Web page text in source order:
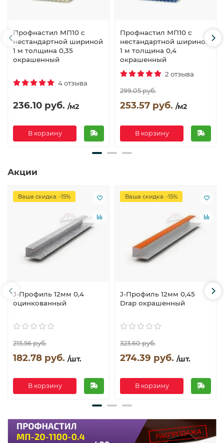
Профнастил МП10 с
нестандартной шириной
1 м толщина 0,35
окрашенный
4 отзыва
236.10 руб. /м2
В корзину
Профнастил МП10 с
нестандартной шириной
1 м толщина 0,4
окрашенный
2 отзыва
299.05 руб.
253.57 руб. /м2
В корзину
Акции
Ваша скидка: -15%
J-Профиль 12мм 0,4
оцинкованный
215.56 руб.
182.78 руб. /шт.
В корзину
Ваша скидка: -15%
J-Профиль 12мм 0,45
Drap окрашенный
323.60 руб.
274.39 руб. /шт.
В корзину